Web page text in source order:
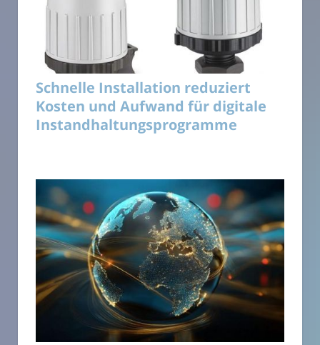
Schnelle Installation reduziert
Kosten und Aufwand für digitale
Instandhaltungsprogramme